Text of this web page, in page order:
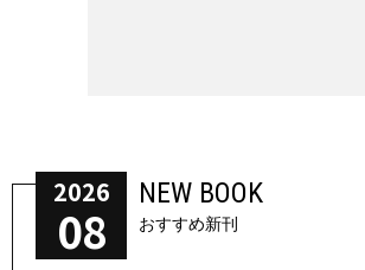
2026
08
NEW BOOK
おすすめ新刊